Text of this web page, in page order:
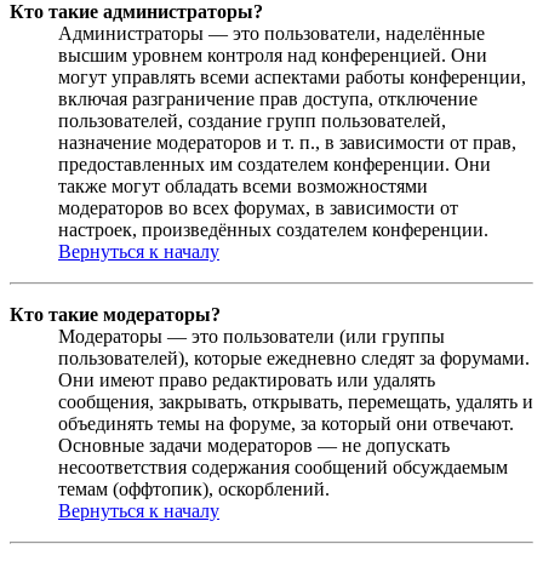
Кто такие администраторы?
Администраторы — это пользователи, наделённые
высшим уровнем контроля над конференцией. Они
могут управлять всеми аспектами работы конференции,
включая разграничение прав доступа, отключение
пользователей, создание групп пользователей,
назначение модераторов и т. п., в зависимости от прав,
предоставленных им создателем конференции. Они
также могут обладать всеми возможностями
модераторов во всех форумах, в зависимости от
настроек, произведённых создателем конференции.
Вернуться к началу
Кто такие модераторы?
Модераторы — это пользователи (или группы
пользователей), которые ежедневно следят за форумами.
Они имеют право редактировать или удалять
сообщения, закрывать, открывать, перемещать, удалять и
объединять темы на форуме, за который они отвечают.
Основные задачи модераторов — не допускать
несоответствия содержания сообщений обсуждаемым
темам (оффтопик), оскорблений.
Вернуться к началу